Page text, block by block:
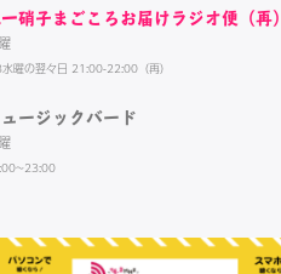
硝子まごころお届けラジオ便（再）
曜の翌々日 21:00-22:00（再）
ージックバード